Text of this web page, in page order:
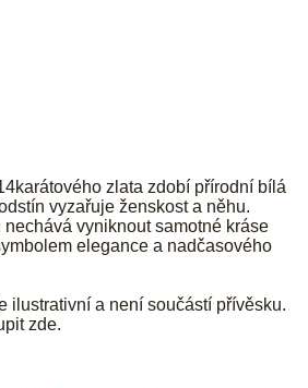
zlata zdobí přírodní bílá
vyzařuje ženskost a něhu.
vyniknout samotné kráse
elegance a nadčasového
ilustrativní a není součástí přívěsku.
zde.